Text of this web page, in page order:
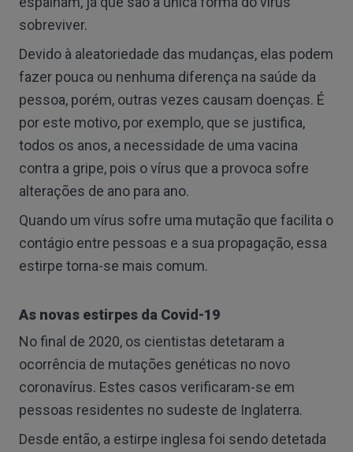
sobreviver.
Devido à aleatoriedade das mudanças, elas podem
fazer pouca ou nenhuma diferença na saúde da
pessoa, porém, outras vezes causam doenças. É
por este motivo, por exemplo, que se justifica,
todos os anos, a necessidade de uma vacina
contra a gripe, pois o vírus que a provoca sofre
alterações de ano para ano.
Quando um vírus sofre uma mutação que facilita o
contágio entre pessoas e a sua propagação, essa
estirpe torna-se mais comum.
As novas estirpes da Covid-19
No final de 2020, os cientistas detetaram a
ocorrência de mutações genéticas no novo
coronavírus. Estes casos verificaram-se em
pessoas residentes no sudeste de Inglaterra.
Desde então, a estirpe inglesa foi sendo detetada